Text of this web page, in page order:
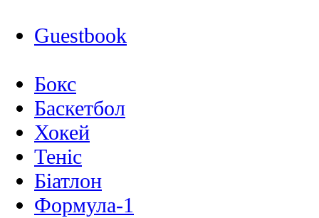
Guestbook
Бокс
Баскетбол
Хокей
Теніс
Біатлон
Формула-1